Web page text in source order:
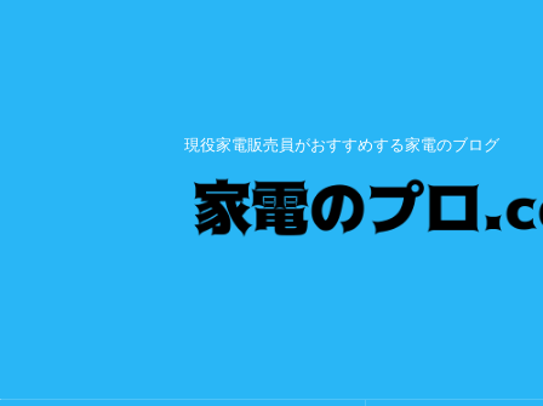
現役家電販売員がおすすめする家電のブログ